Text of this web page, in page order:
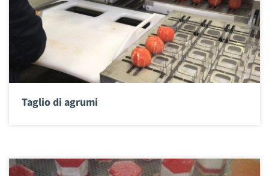
Taglio di agrumi